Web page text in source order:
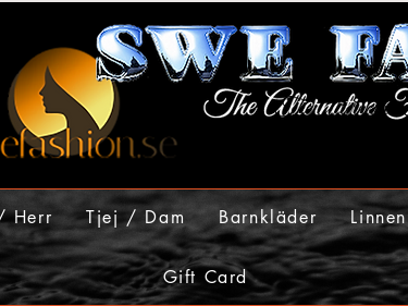
Herr Tjej / Dam Barnkläder Linnen
Gift Card